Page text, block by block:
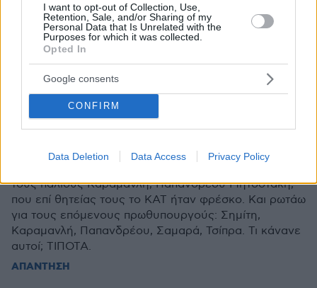
I want to opt-out of Collection, Use,
Retention, Sale, and/or Sharing of my
Personal Data that Is Unrelated with the
Purposes for which it was collected.
Opted In
Google consents
CONFIRM
Data Deletion Data Access Privacy Policy
Διασκεδάζουμε υπεύθυνα, επιστρέφουμε με ασφάλεια
29.07.2026, 09:39
ΣΧΟΛΙΑ(2)
ΠΡΟΣΘΗΚΗ ΣΧΟΛΙΟΥ
20.06.2025, 16:41
τους παλιούς Καραμανλή, Παπανδρέου Μητσοτάκη,
που επί θητείας τους το ΚΑΤ ήταν φρέσκο. Και ρωτάω
για τους επόμενους πρωθυπουργούς: Σημίτη,
Καραμανλή, Παπανδρέου, Σαμαρά, Τσίπρα. Τι κάνανε
αυτοί; ΤΙΠΟΤΑ.
ΑΠΑΝΤΗΣΗ